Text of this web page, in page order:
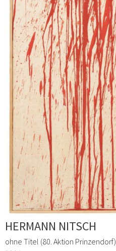
HERMANN NITSCH
ohne Titel (80. Aktion Prinzendorf)